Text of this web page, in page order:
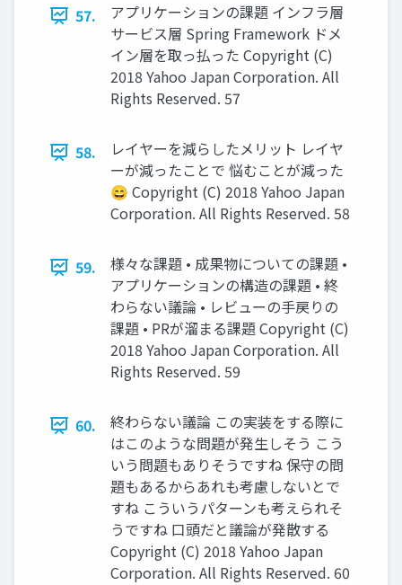
57.
アプリケーションの課題 インフラ層
サービス層 Spring Framework ドメ
イン層を取っ払った Copyright (C)
2018 Yahoo Japan Corporation. All
Rights Reserved. 57
58.
レイヤーを減らしたメリット レイヤ
ーが減ったことで 悩むことが減った
😄 Copyright (C) 2018 Yahoo Japan
Corporation. All Rights Reserved. 58
59.
様々な課題 • 成果物についての課題 •
アプリケーションの構造の課題 • 終
わらない議論 • レビューの手戻りの
課題 • PRが溜まる課題 Copyright (C)
2018 Yahoo Japan Corporation. All
Rights Reserved. 59
60.
終わらない議論 この実装をする際に
はこのような問題が発生しそう こう
いう問題もありそうですね 保守の問
題もあるからあれも考慮しないとで
すね こういうパターンも考えられそ
うですね 口頭だと議論が発散する
Copyright (C) 2018 Yahoo Japan
Corporation. All Rights Reserved. 60